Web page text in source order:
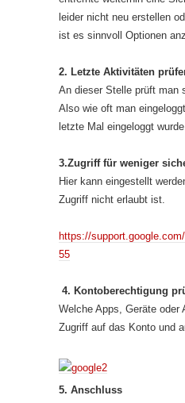
leider nicht neu erstellen
ist es sinnvoll Optionen
2. Letzte Aktivitäten
An dieser Stelle prüft man
Also wie oft man
letzte Mal eingeloggt
3.Zugriff für weniger
Hier kann eingestellt
Zugriff nicht erlaubt ist.
https://
55
4. Kontoberechtigung
Welche Apps, Geräte oder
Zugriff auf das Konto und
5. Anschluss